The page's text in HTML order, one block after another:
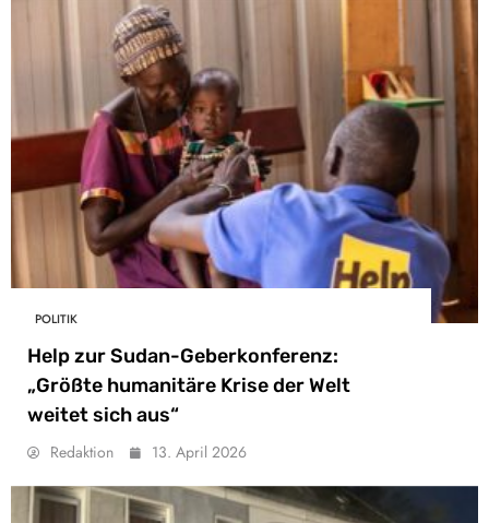
POLITIK
Help zur Sudan-Geberkonferenz:
„Größte humanitäre Krise der Welt
weitet sich aus“
Redaktion 13. April 2026